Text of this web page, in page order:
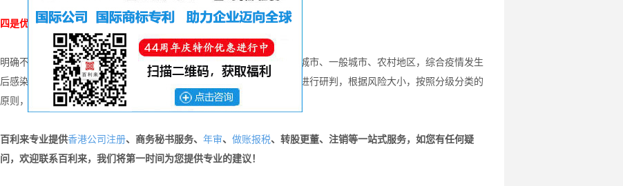
四是优化区域核酸检测策略。
明确不同人口规模区域核酸检测方案，针对省会城市和千万级人口以上城市、一般城市、农村地区，综合疫情发生
后感染来源是否明确、是否存在社区传播风险及传播链是否清晰等因素进行研判，根据风险大小，按照分级分类的
原则，确定区域核酸检测的范围和频次。
百利来专业提供香港公司注册、商务秘书服务、 年审、 做账报税、转股更董、注销等一站式服务，如您有任何疑
问，欢迎联系百利来，我们将第一时间为您提供专业的建议！